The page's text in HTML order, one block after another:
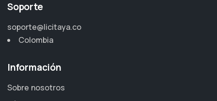
Soporte
soporte@licitaya.co
Colombia
Información
Sobre nosotros